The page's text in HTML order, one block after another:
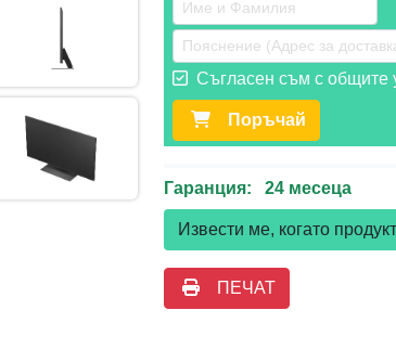
Съгласен съм с общите
Поръчай
Гаранция: 24 месеца
Извести ме, когато
ПЕЧАТ